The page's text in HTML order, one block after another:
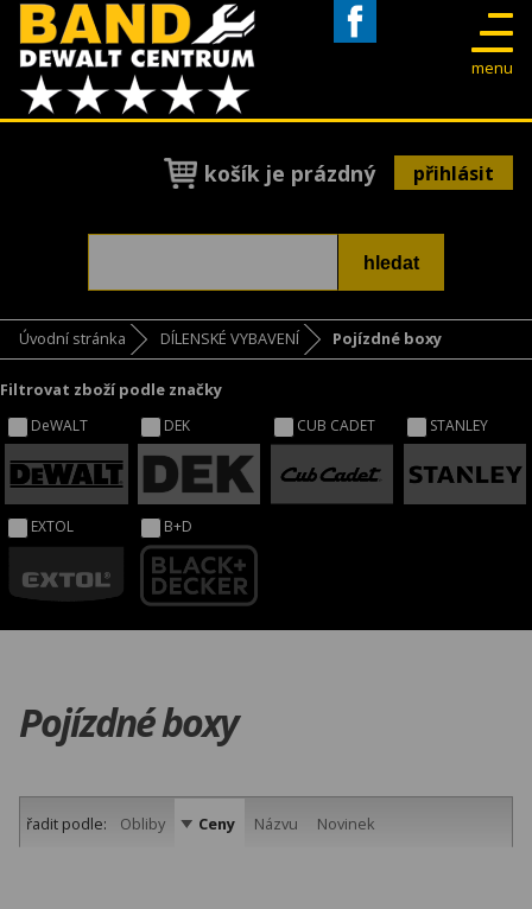
menu
košík je prázdný přihlásit
Úvodní stránka DÍLENSKÉ VYBAVENÍ Pojízdné boxy
Filtrovat zboží podle značky
DeWALT DEK CUB CADET STANLEY
EXTOL B+D
Pojízdné boxy
řadit podle: Obliby Ceny Názvu Novinek